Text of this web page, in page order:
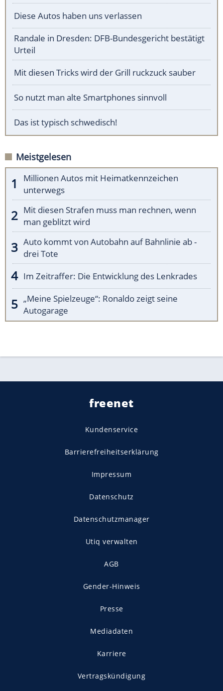
Diese Autos haben uns verlassen
Randale in Dresden: DFB-Bundesgericht bestätigt
Urteil
Mit diesen Tricks wird der Grill ruckzuck sauber
So nutzt man alte Smartphones sinnvoll
Das ist typisch schwedisch!
Meistgelesen
Millionen Autos mit Heimatkennzeichen
unterwegs
Mit diesen Strafen muss man rechnen, wenn
man geblitzt wird
Auto kommt von Autobahn auf Bahnlinie ab -
drei Tote
Im Zeitraffer: Die Entwicklung des Lenkrades
„Meine Spielzeuge“: Ronaldo zeigt seine
Autogarage
freenet
Kundenservice
Barrierefreiheitserklärung
Impressum
Datenschutz
Datenschutzmanager
Utiq verwalten
AGB
Gender-Hinweis
Presse
Mediadaten
Karriere
Vertragskündigung